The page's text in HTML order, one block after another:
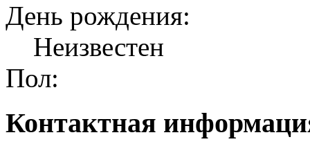
День рождения:
Неизвестен
Пол:
Контактная